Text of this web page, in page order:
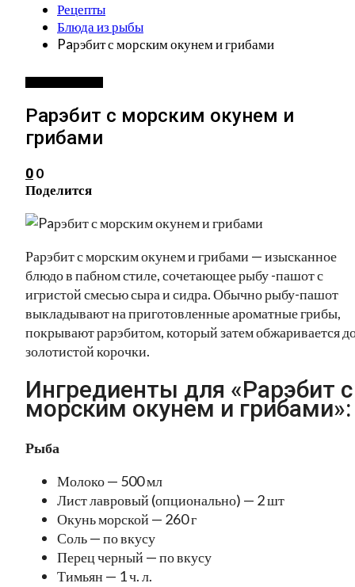
Рецепты
Блюда из рыбы
Paрэбит с морским окунем и грибами
Paрэбит с морским окунем и
грибами
0 0
Поделится
Рарэбит с морским окунем и грибами — изысканное
блюдо в пабном стиле, сочетающее рыбу -пашот с
игристой смесью сыра и сидра. Обычно рыбу-пашот
выкладывают на приготовленные ароматные грибы,
покрывают рарэбитом, который затем обжаривается
золотистой корочки.
Ингредиенты для «Paрэбит с
морским окунем и грибами»:
Рыба
Молоко — 500 мл
Лист лавровый (опционально) — 2 шт
Окунь морской — 260 г
Соль — по вкусу
Перец черный — по вкусу
Тимьян — 1 ч. л.